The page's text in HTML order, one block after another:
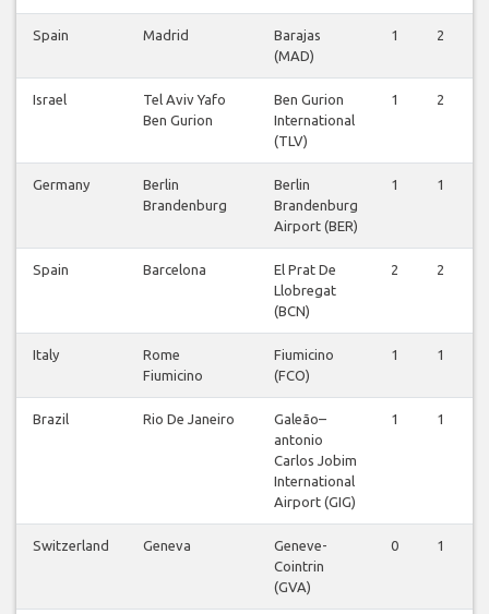
Spain Madrid
Barajas
(MAD)
1 2
Israel
Tel Aviv Yafo
Ben Gurion
Ben Gurion
International
(TLV)
1 2
Germany
Berlin
Brandenburg
Berlin
Brandenburg
Airport (BER)
1 1
Spain Barcelona
El Prat De
Llobregat
(BCN)
2 2
Italy
Rome
Fiumicino
Fiumicino
(FCO)
1 1
Brazil Rio De Janeiro
Galeão–
antonio
Carlos Jobim
International
Airport (GIG)
1 1
Switzerland Geneva
Geneve-
Cointrin
(GVA)
0 1